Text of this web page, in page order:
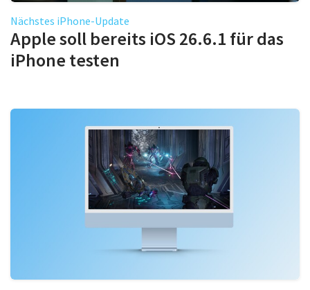
Nächstes iPhone-Update
Apple soll bereits iOS 26.6.1 für das
iPhone testen